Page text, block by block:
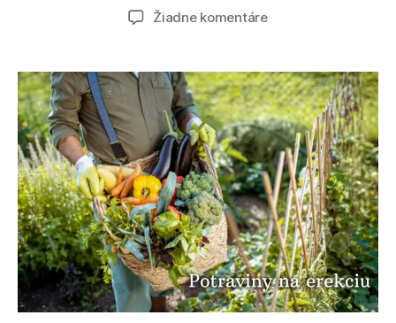
článku
článku
Žiadne komentárena
erekciu:
Poznáme
6
najlepších